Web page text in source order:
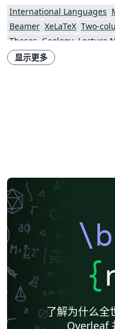
15 (L/detik) dengan
zonasi ketinggian: a)
mdpl, dan c) antara 600
mataair tersebut
pada akuifer media
kemiripan nilai
pemboran. Hasilnya
(UHs) dan enam Sub-UHs UHs 1 berada pada posisi
paling atas dekat
tiga Sub UHs (Sub UHs
tersusun atas lapisan
kisaran nilai
Masing-masing Sub
dan berperan sebagai
0,001 - 0,002 (m/hari).
650 mdpl. Di
International Languages
Beamer XeLaTeX Two-
Theses Geology Lecture
Journal articles
显示更多
{
了解为什么全
Overleaf